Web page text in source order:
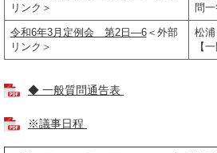
リンク＞
問一
令和6年3月定例会 第2日―6＜外部
リンク＞
松
【
◆ 一般質問通告表
※議事日程